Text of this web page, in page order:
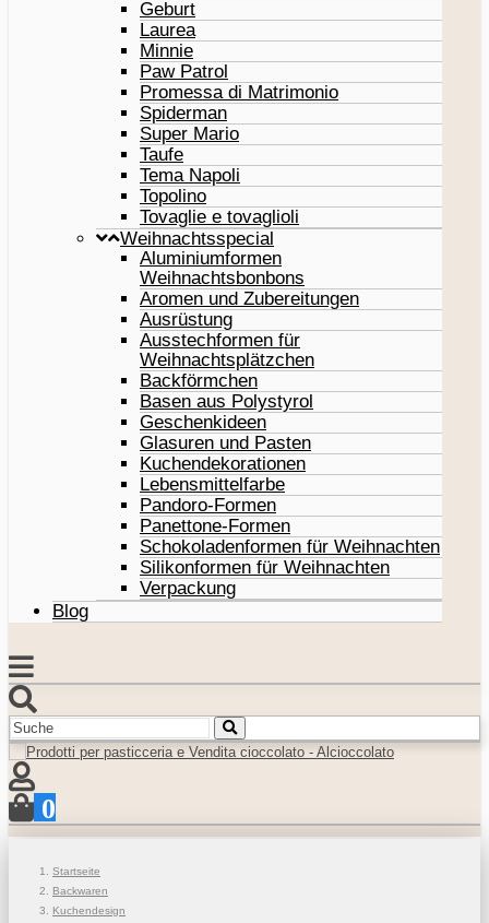
Geburt
Laurea
Minnie
Paw Patrol
Promessa di Matrimonio
Spiderman
Super Mario
Taufe
Tema Napoli
Topolino
Tovaglie e tovaglioli
Weihnachtsspecial
Aluminiumformen
Weihnachtsbonbons
Aromen und Zubereitungen
Ausrüstung
Ausstechformen für
Weihnachtsplätzchen
Backförmchen
Basen aus Polystyrol
Geschenkideen
Glasuren und Pasten
Kuchendekorationen
Lebensmittelfarbe
Pandoro-Formen
Panettone-Formen
Schokoladenformen für Weihnachten
Silikonformen für Weihnachten
Verpackung
Blog
0
Startseite
Backwaren
Kuchendesign